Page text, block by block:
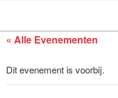
de
ASSEN
« Alle Evenementen
Dit evenement is voorbij.